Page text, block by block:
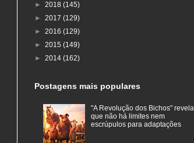
► 2018 (145)
► 2017 (129)
► 2016 (129)
► 2015 (149)
► 2014 (162)
Postagens mais populares
"A Revolução dos Bichos" revela
que não há limites nem
escrúpulos para adaptações